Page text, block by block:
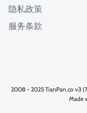
隐私政策
服务条款
2008 - 2025 TianPan.co v3
Made